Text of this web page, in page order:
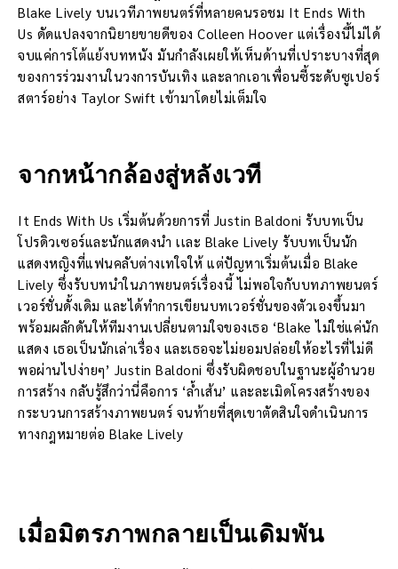
Blake Lively บนเวทีภาพยนตร์ที่หลายคนรอชม It Ends With
Us ดัดแปลงจากนิยายขายดีของ Colleen Hoover แต่เรื่องนี้ไม่ได้
จบแค่การโต้แย้งบทหนัง มันกำลังเผยให้เห็นด้านที่เปราะบางที่สุด
ของการร่วมงานในวงการบันเทิง และลากเอาเพื่อนซี้ระดับซูเปอร์
สตาร์อย่าง Taylor Swift เข้ามาโดยไม่เต็มใจ
จากหน้ากล้องสู่หลังเวที
It Ends With Us เริ่มต้นด้วยการที่ Justin Baldoni รับบทเป็น
โปรดิวเซอร์และนักแสดงนำ เเละ Blake Lively รับบทเป็นนัก
แสดงหญิงที่แฟนคลับต่างเทใจให้ แต่ปัญหาเริ่มต้นเมื่อ Blake
Lively ซึ่งรับบทนำในภาพยนตร์เรื่องนี้ ไม่พอใจกับบทภาพยนตร์
เวอร์ชั่นดั้งเดิม และได้ทำการเขียนบทเวอร์ชั่นของตัวเองขึ้นมา
พร้อมผลักดันให้ทีมงานเปลี่ยนตามใจของเธอ ‘Blake ไม่ใช่แค่นัก
แสดง เธอเป็นนักเล่าเรื่อง และเธอจะไม่ยอมปล่อยให้อะไรที่ไม่ดี
พอผ่านไปง่ายๆ’ Justin Baldoni ซึ่งรับผิดชอบในฐานะผู้อำนวย
การสร้าง กลับรู้สึกว่านี่คือการ ‘ล้ำเส้น’ และละเมิดโครงสร้างของ
กระบวนการสร้างภาพยนตร์ จนท้ายที่สุดเขาตัดสินใจดำเนินการ
ทางกฎหมายต่อ Blake Lively
เมื่อมิตรภาพกลายเป็นเดิมพัน